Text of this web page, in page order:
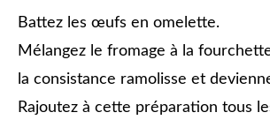
Battez les œufs en omelette.
Mélangez le fromage à la
la consistance ramolisse et
Rajoutez à cette préparation tous